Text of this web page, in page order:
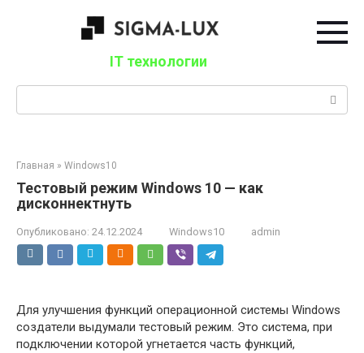
IT технологии
Главная » Windows10
Тестовый режим Windows 10 — как
дисконнектнуть
Опубликовано: 24.12.2024 Windows10 admin
Для улучшения функций операционной системы Windows
создатели выдумали тестовый режим. Это система, при
подключении которой угнетается часть функций,